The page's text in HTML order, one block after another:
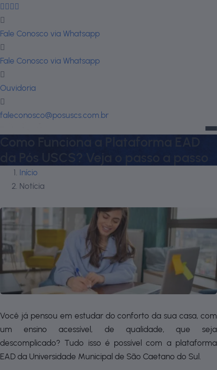
Fale Conosco via Whatsapp
Fale Conosco via Whatsapp
Ouvidoria
faleconosco@posuscs.com.br
Início
Notícia
Você já pensou em estudar do conforto da sua casa, com
um ensino acessível, de qualidade, que seja
descomplicado? Tudo isso é possível com a plataforma
EAD da Universidade Municipal de São Caetano do Sul.